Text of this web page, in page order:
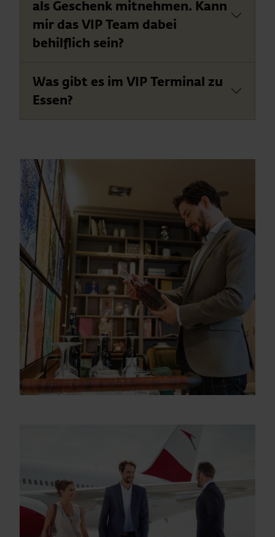
als Geschenk mitnehmen. Kann
mir das VIP Team dabei
behilflich sein?
Was gibt es im VIP Terminal zu
Essen?